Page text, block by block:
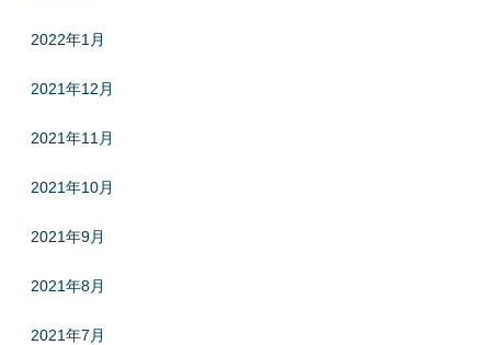
2022年1月
2021年12月
2021年11月
2021年10月
2021年9月
2021年8月
2021年7月